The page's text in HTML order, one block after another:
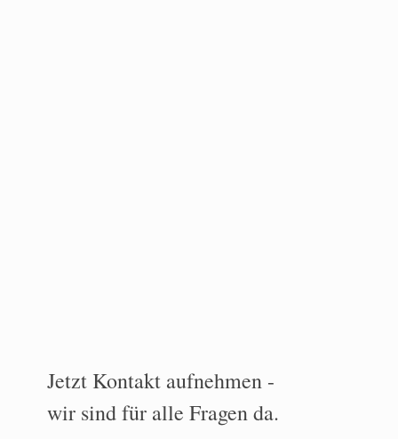
Jetzt Kontakt aufnehmen -
wir sind für alle Fragen da.